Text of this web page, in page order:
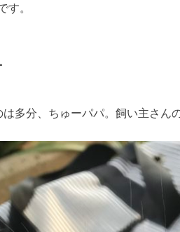
す。
多分、ちゅーパパ。飼い主さん